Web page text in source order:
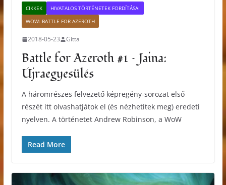
CIKKEK
HIVATALOS TÖRTÉNETEK FORDÍTÁSAI
WOW: BATTLE FOR AZEROTH
2018-05-23 Gitta
Battle for Azeroth #1 – Jaina:
Újraegyesülés
A háromrészes felvezető képregény-sorozat első
részét itt olvashatjátok el (és nézhetitek meg) eredeti
nyelven. A történetet Andrew Robinson, a WoW
Read More